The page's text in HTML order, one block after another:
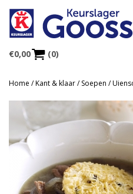
€0,00 (0)
Home /Kant & klaar/Soepen /